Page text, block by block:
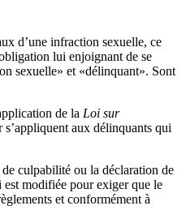
d’une infraction sexuelle, ce
lui enjoignant de se
sexuelle» et «délinquant». Sont
de la Loi sur
s’appliquent aux délinquants qui
culpabilité ou la déclaration de
modifiée pour exiger que le
et conformément à